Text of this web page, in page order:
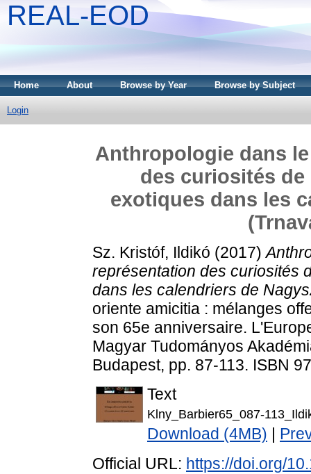
REAL-EOD
Home About Browse by Year Browse by Subject
Login
Anthropologie dans
des curiosités de
exotiques dans les
Sz. Kristóf, Ildikó (2017)
représentation des curiosités
dans les calendriers de
oriente amicitia : mélanges
son 65e anniversaire.
Magyar Tudományos
Budapest, pp. 87-113. ISBN
Text
Klny_Barbier65_087-
Download (4MB)
Official URL: https://doi.org/